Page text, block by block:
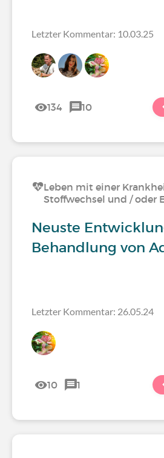
Letzter Kommentar: 10.03.25
134 10
Leben mit einer
Stoffwechsel und / oder
Neuste
Behandlung von
Letzter Kommentar: 26.05.24
10 1